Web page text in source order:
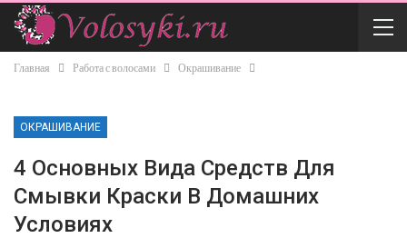
Главная Работа с волосами Окрашивание
ОКРАШИВАНИЕ
4 Основных Вида Средств Для
Смывки Краски В Домашних
Условиях